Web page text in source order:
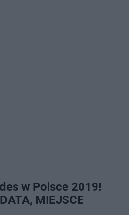
w Polsce 2019!
MIEJSCE